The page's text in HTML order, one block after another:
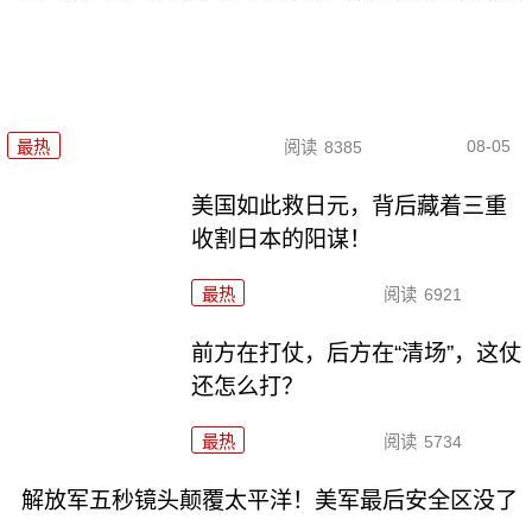
最热 阅读 8385 08-05
美国如此救日元，背后藏着三重
收割日本的阳谋！
最热 阅读 6921
前方在打仗，后方在“清场”，这仗
还怎么打？
最热 阅读 5734
解放军五秒镜头颠覆太平洋！美军最后安全区没了